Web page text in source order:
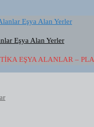
Eşya Alan Yerler
EŞYA ALANLAR –